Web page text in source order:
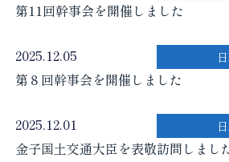
第11回幹事会を開催しました
2025.12.05
第８回幹事会を開催しました
2025.12.01
金子国土交通大臣を表敬訪問しまし